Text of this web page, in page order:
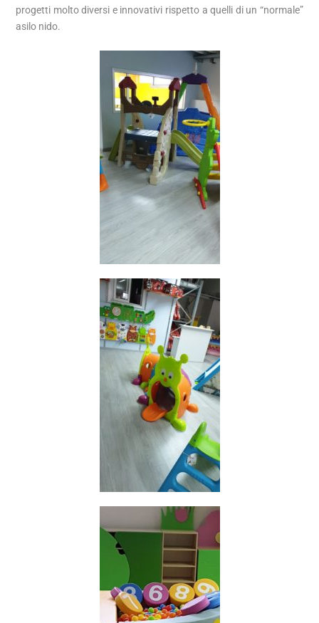
progetti molto diversi e innovativi rispetto a quelli di un “normale”
asilo nido.